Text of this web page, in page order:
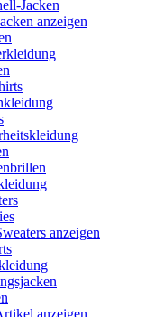
Jacken
anzeigen
anzeigen
anzeigen